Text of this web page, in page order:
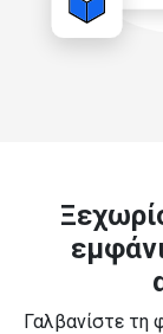
Γαλβανίστε τη